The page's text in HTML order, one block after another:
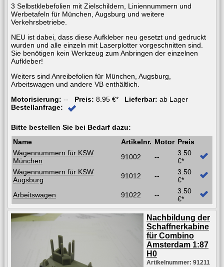
3 Selbstklebefolien mit Zielschildern, Liniennummern und
Werbetafeln für München, Augsburg und weitere
Verkehrsbetriebe.
NEU ist dabei, dass diese Aufkleber neu gesetzt und gedruckt
wurden und alle einzeln mit Laserplotter vorgeschnitten sind.
Sie benötigen kein Werkzeug zum Anbringen der einzelnen
Aufkleber!
Weiters sind Anreibefolien für München, Augsburg,
Arbeitswagen und andere VB enthältlich.
Motorisierung: -- Preis: 8.95 €* Lieferbar: ab Lager
Bestellanfrage:
Bitte bestellen Sie bei Bedarf dazu:
Name
Artikelnr. Motor Preis
Wagennummern für KSW
München
91002 --
3.50
€*
Wagennummern für KSW
Augsburg
91012 --
3.50
€*
Arbeitswagen
91022 --
3.50
€*
Nachbildung der
Schaffnerkabine
für Combino
Amsterdam 1:87
H0
Artikelnummer: 91211